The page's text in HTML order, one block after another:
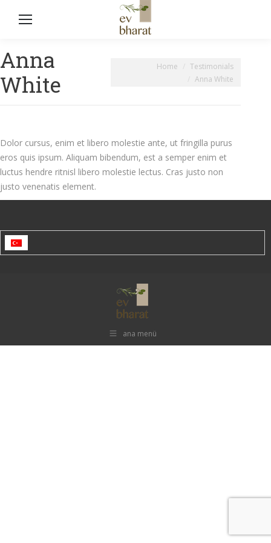
Anna
White
You are here:Home
Testimonials
Anna White
Dolor cursus, enim et libero molestie ante, ut fringilla purus
eros quis ipsum. Aliquam bibendum, est a semper enim et
luctus hendre ritnisl libero molestie lectus. Cras justo non
justo venenatis element.
ana menü